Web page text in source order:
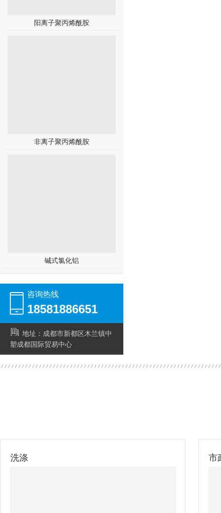
阳离子聚丙烯酰胺
非离子聚丙烯酰胺
碱式氯化铝
咨询热线
18581886651
地址：成都市新都区木兰镇中
塑成都国际贸易中心
洗涤 市